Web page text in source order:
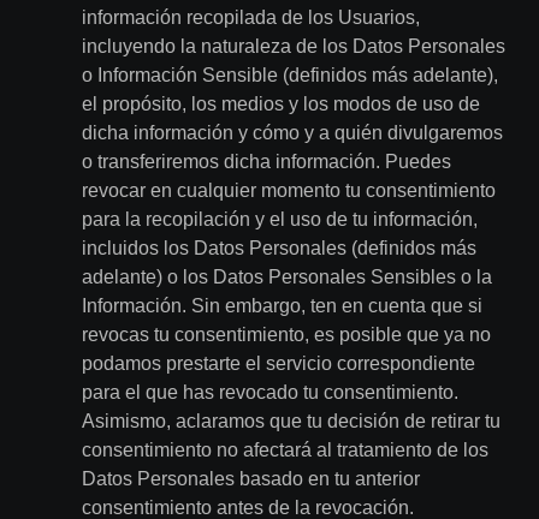
información recopilada de los Usuarios,
incluyendo la naturaleza de los Datos Personales
o Información Sensible (definidos más adelante),
el propósito, los medios y los modos de uso de
dicha información y cómo y a quién divulgaremos
o transferiremos dicha información. Puedes
revocar en cualquier momento tu consentimiento
para la recopilación y el uso de tu información,
incluidos los Datos Personales (definidos más
adelante) o los Datos Personales Sensibles o la
Información. Sin embargo, ten en cuenta que si
revocas tu consentimiento, es posible que ya no
podamos prestarte el servicio correspondiente
para el que has revocado tu consentimiento.
Asimismo, aclaramos que tu decisión de retirar tu
consentimiento no afectará al tratamiento de los
Datos Personales basado en tu anterior
consentimiento antes de la revocación.